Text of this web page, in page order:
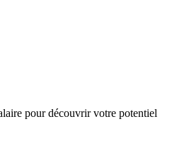
pour découvrir votre potentiel